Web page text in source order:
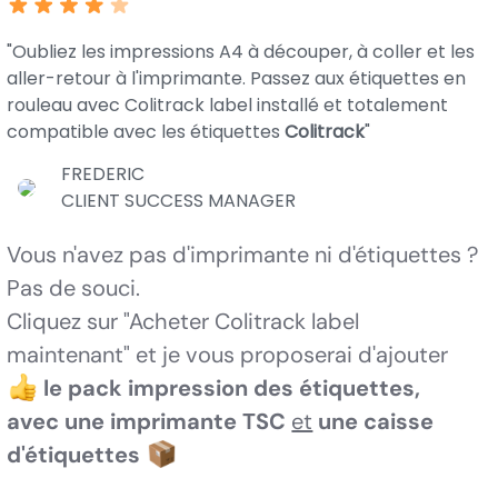
"Oubliez les impressions A4 à découper, à coller et les
aller-retour à l'imprimante. Passez aux étiquettes en
rouleau avec Colitrack label installé et totalement
compatible avec les étiquettes Colitrack"
FREDERIC
CLIENT SUCCESS MANAGER
Vous n'avez pas d'imprimante ni d'étiquettes ?
Pas de souci.
Cliquez sur "Acheter Colitrack label
maintenant" et je vous proposerai d'ajouter
le pack impression des étiquettes,
avec une imprimante TSC et une caisse
d'étiquettes